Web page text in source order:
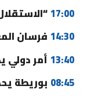
17:00
14:30 فرسان
13:40 أمر دولي
08:45 بوريطة